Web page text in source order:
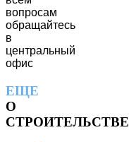
вопросам
обращайтесь
в
центральный
офис
ЕЩЕ
О
СТРОИТЕЛЬСТВЕ